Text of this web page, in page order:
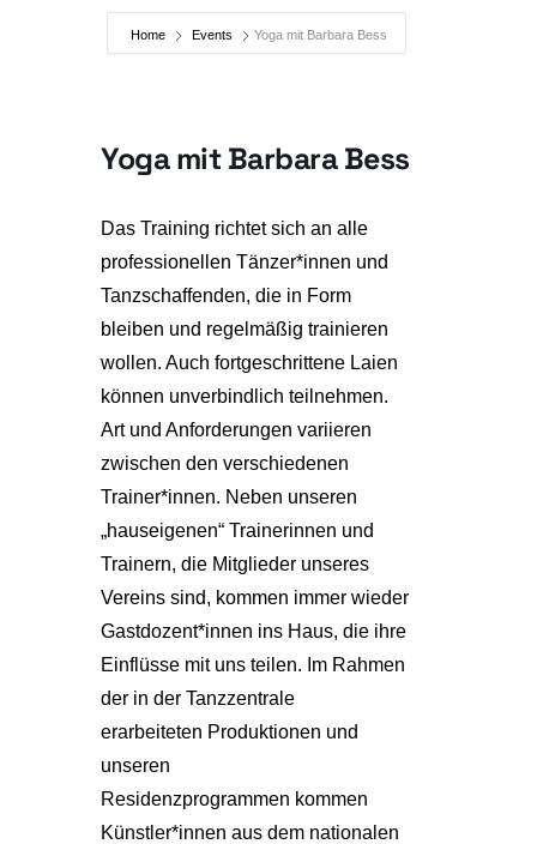
Home Events Yoga mit Barbara Bess
Yoga mit Barbara Bess
Das Training richtet sich an alle
professionellen Tänzer*innen und
Tanzschaffenden, die in Form
bleiben und regelmäßig trainieren
wollen. Auch fortgeschrittene Laien
können unverbindlich teilnehmen.
Art und Anforderungen variieren
zwischen den verschiedenen
Trainer*innen. Neben unseren
„hauseigenen“ Trainerinnen und
Trainern, die Mitglieder unseres
Vereins sind, kommen immer wieder
Gastdozent*innen ins Haus, die ihre
Einflüsse mit uns teilen. Im Rahmen
der in der Tanzzentrale
erarbeiteten Produktionen und
unseren
Residenzprogrammen kommen
Künstler*innen aus dem nationalen